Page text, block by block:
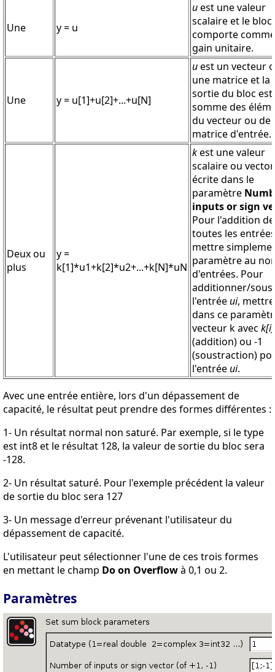
Une y = u
uest une valeur
scalaire et le bloc
comporte
gain unitaire.
Une y = u[1]+u[2]+...+u[N]
uest un vecteur
une matrice et la
sortie du bloc est
somme des
du vecteur ou de
matrice d'entrée.
Deux ou
plus
y =
k[1]*u1+k[2]*u2+...+k[N]*uN
kest une valeur
scalaire ou
écrite dans le
paramètre
inputs or sign
Pour l'addition de
toutes les
mettre
paramètre au
d'entrées. Pour
additionner/
l'entréeui, mettre
dans ce
vecteur k avec k[i]
(addition) ou -1
(soustraction)
l'entréeui.
Avec une entrée entière, lors d'un dépassement de
capacité, le résultat peut prendre des formes différentes :
1- Un résultat normal non saturé. Par exemple, si le type
est int8 et le résultat 128, la valeur de sortie du bloc sera
-128.
2- Un résultat saturé. Pour l'exemple précédent la valeur
de sortie du bloc sera 127
3- Un message d'erreur prévenant l'utilisateur du
dépassement de capacité.
L'utilisateur peut sélectionner l'une de ces trois formes
en mettant le champ Do on Overflowà 0,1 ou 2.
Paramètres